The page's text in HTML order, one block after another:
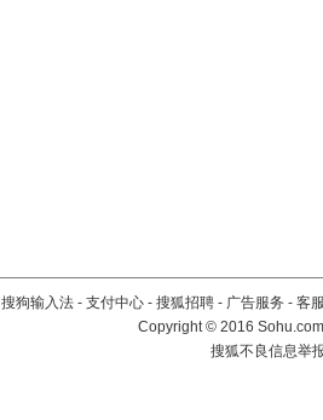
搜狗输入法 - 支付中心 - 搜狐招聘 - 广告服务 - 客
Copyright©2016
搜狐不良信息举